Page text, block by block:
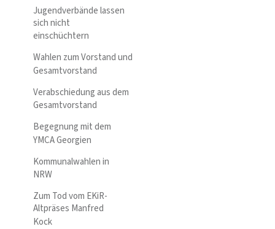
Jugendverbände lassen
sich nicht
einschüchtern
Wahlen zum Vorstand und
Gesamtvorstand
Verabschiedung aus dem
Gesamtvorstand
Begegnung mit dem
YMCA Georgien
Kommunalwahlen in
NRW
Zum Tod vom EKiR-
Altpräses Manfred
Kock